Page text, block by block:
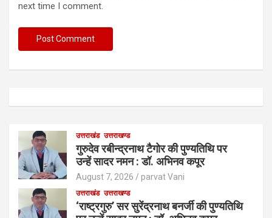
next time I comment.
उत्तराखंड उत्तराखण्ड
गुरुदेव रबीन्द्रनाथ टैगोर की पुण्यतिथि पर
उन्हें सादर नमन : डॉ. अभिनव कपूर
August 7, 2026 parvat Vani
उत्तराखंड उत्तराखण्ड
‘राष्ट्रगुरु’ सर सुरेंद्रनाथ बनर्जी की पुण्यतिथि